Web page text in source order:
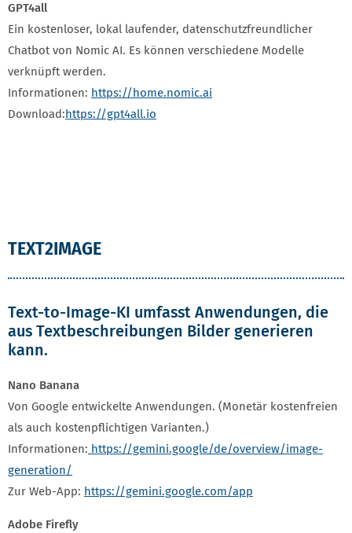
GPT4all
Ein kostenloser, lokal laufender, datenschutzfreundlicher
Chatbot von Nomic AI. Es können verschiedene Modelle
verknüpft werden.
Informationen: https://home.nomic.ai
Download:https://gpt4all.io
TEXT2IMAGE
Text-to-Image-KI umfasst Anwendungen, die
aus Textbeschreibungen Bilder generieren
kann.
Nano Banana
Von Google entwickelte Anwendungen. (Monetär kostenfreien
als auch kostenpflichtigen Varianten.)
Informationen: https://gemini.google/de/overview/image-
generation/
Zur Web-App: https://gemini.google.com/app
Adobe Firefly